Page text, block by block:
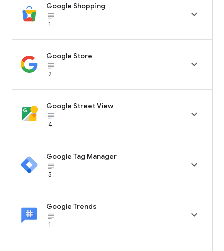
Google Shopping
subject_black
1

Google Store
subject_black
2

Google Street View
subject_black
4

Google Tag Manager
subject_black
5

Google Trends
subject_black
1
